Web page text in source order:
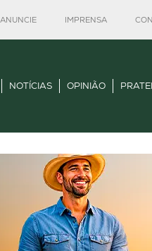
ANUNCIE IMPRENSA
NOTÍCIAS OPINIÃO